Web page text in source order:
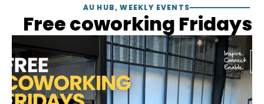
AU HUB,WEEKLY EVENTS
Free coworking Fridays